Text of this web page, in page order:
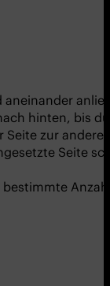
hinten, bis
Seite zur
Seite